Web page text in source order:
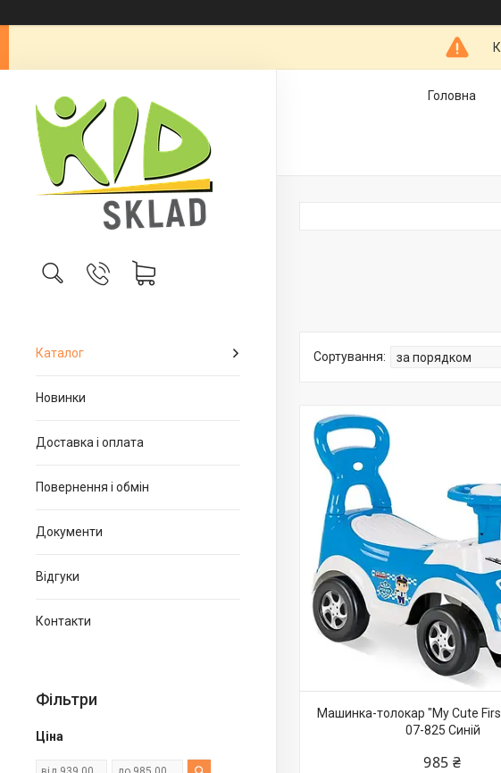
Каталог
Новинки
Доставка і оплата
Повернення і обмін
Документи
Відгуки
Контакти
Фільтри
Ціна
Головна
Машинка-толокар "My Cute
07-825 Синій
985 ₴